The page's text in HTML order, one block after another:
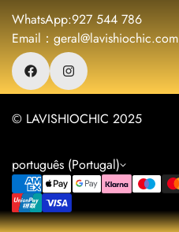
WhatsApp:927 544 786
Email：geral@lavishiochic.com
© LAVISHIOCHIC 2025
português (Portugal)